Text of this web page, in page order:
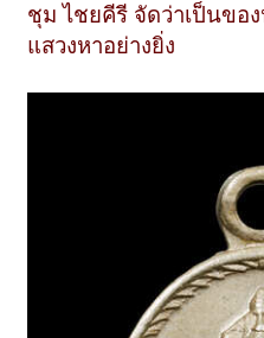
ชุม ไชยคีรี จัดว่าเป็นขอ
แสวงหาอย่างยิ่ง